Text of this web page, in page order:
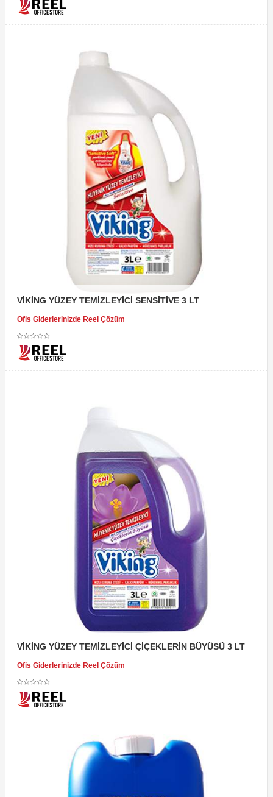
VİKİNG YÜZEY TEMİZLEYİCİ SENSİTİVE 3 LT
Ofis Giderlerinizde Reel Çözüm
VİKİNG YÜZEY TEMİZLEYİCİ ÇİÇEKLERİN BÜYÜSÜ 3 LT
Ofis Giderlerinizde Reel Çözüm